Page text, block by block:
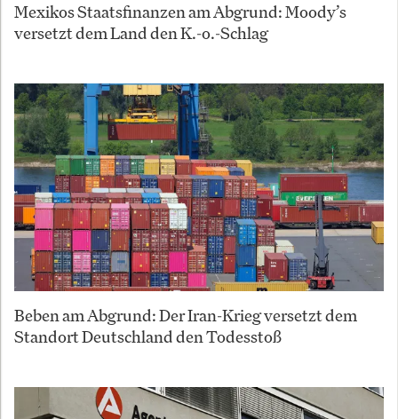
Mexikos Staatsfinanzen am Abgrund: Moody’s
versetzt dem Land den K.-o.-Schlag
Beben am Abgrund: Der Iran-Krieg versetzt dem
Standort Deutschland den Todesstoß